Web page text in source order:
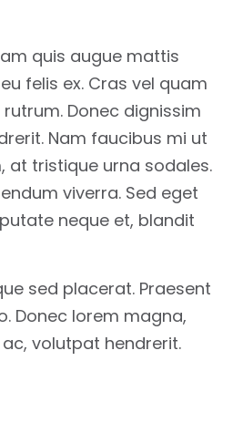
quis augue mattis
felis ex. Cras vel quam
Donec dignissim
Nam faucibus mi ut
at tristique urna sodales.
viverra. Sed eget
neque et, blandit
sed placerat. Praesent
Donec lorem magna,
volutpat hendrerit.